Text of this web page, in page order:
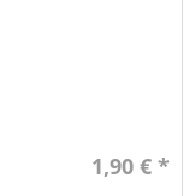
1,90 € *